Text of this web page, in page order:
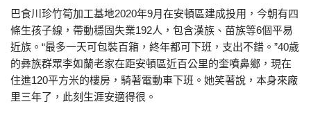
巴食川珍竹筍加工基地2020年9月在安頓區建成投用，今朝有四
條生孩子線，帶動穩固失業192人，包含漢族、苗族等6個平易
近族。“最多一天可包裝百箱，終年都可下班，支出不錯。”40歲
的彝族群眾李如蘭老家在距安頓區近百公里的奎噴鼻鄉，現在
住進120平方米的樓房，騎著電動車下班。她笑著說，本身來廠
里三年了，此刻生涯安適得很。